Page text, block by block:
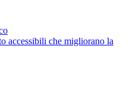
accessibili che migliorano la